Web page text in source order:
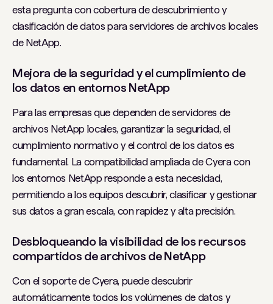
esta pregunta con cobertura de descubrimiento y
clasificación de datos para servidores de archivos locales
de NetApp.
Mejora de la seguridad y el cumplimiento de
los datos en entornos NetApp
Para las empresas que dependen de servidores de
archivos NetApp locales, garantizar la seguridad, el
cumplimiento normativo y el control de los datos es
fundamental. La compatibilidad ampliada de Cyera con
los entornos NetApp responde a esta necesidad,
permitiendo a los equipos descubrir, clasificar y gestionar
sus datos a gran escala, con rapidez y alta precisión.
Desbloqueando la visibilidad de los recursos
compartidos de archivos de NetApp
Con el soporte de Cyera, puede descubrir
automáticamente todos los volúmenes de datos y